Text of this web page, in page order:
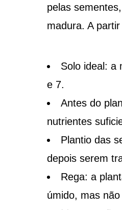
pelas
madura. A
Solo ideal: a
e 7.
Antes do
nutrientes
Plantio das
depois serem
Rega: a
úmido, mas